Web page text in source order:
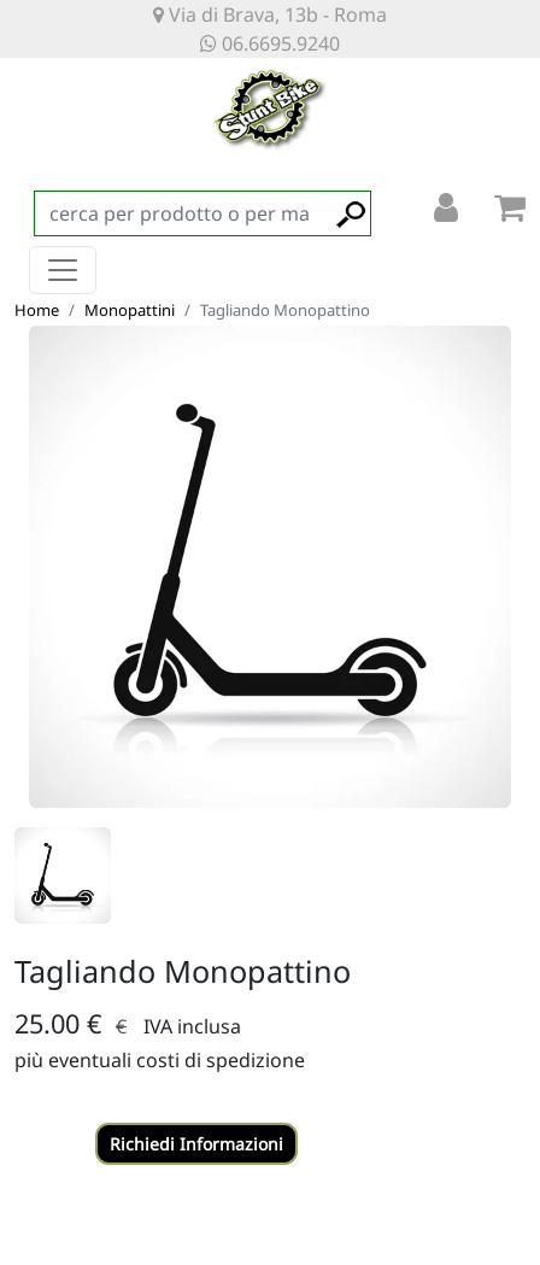
Via di Brava, 13b - Roma
06.6695.9240
Home Monopattini Tagliando Monopattino
Tagliando Monopattino
25.00 € €
IVA inclusa
più eventuali costi di spedizione